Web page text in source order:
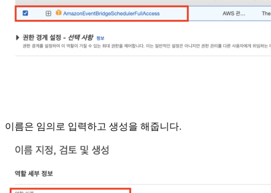
이름은 임의로 입력하고 생성을 해줍니다.